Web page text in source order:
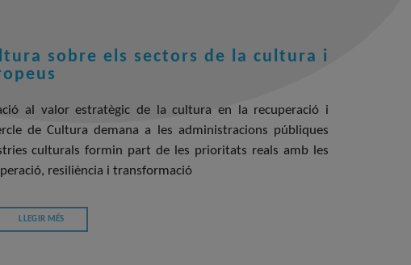
sobre els sectors de la cultura i
al valor estratègic de la cultura en la recuperació i
de Cultura demana a les administracions públiques
culturals formin part de les prioritats reals amb les
resiliència i transformació
LLEGIR MÉS